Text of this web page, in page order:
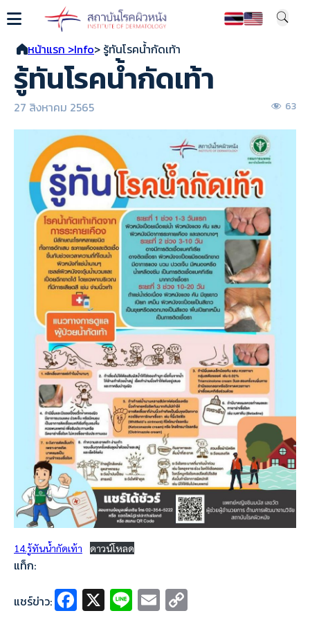
หน้าแรก >Info> รู้ทันโรคน้ำกัดเท้า
รู้ทันโรคน้ำกัดเท้า
27 สิงหาคม 2565 63
14.รู้ทันน้ำกัดเท้า ดาวน์โหลด
แท็ก:
แชร์ข่าว: Fa X Li E